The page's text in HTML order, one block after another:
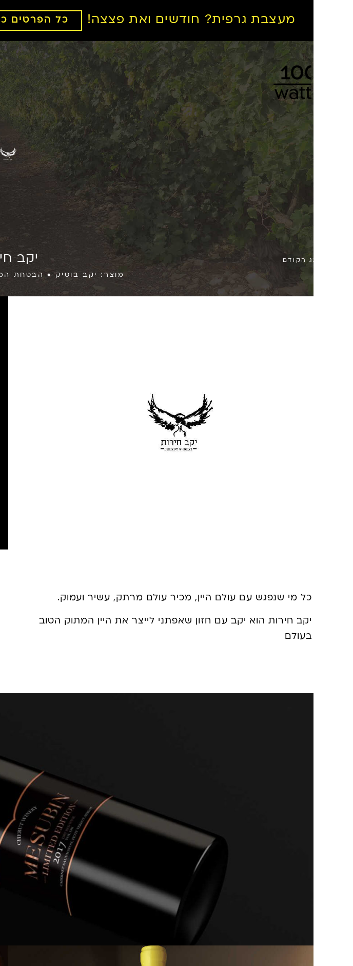
מעצבת גרפית? חודשים ואת פצצה! כל הפרטים כאן
ראשי
יקב חירות
מוצר: יקב בוטיק • הבטחת המותג: liberate yout taste
כל מי שנפגש עם עולם היין, מכיר עולם מרתק, עשיר ועמוק.
יקב חירות הוא יקב עם חזון שאפתני לייצר את היין המתוק הטוב